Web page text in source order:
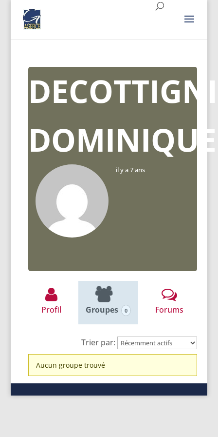
DOMINIQUE
il y a 7 ans
Profil Groupes 0 Forums
Trier par:
Groupes
du
Aucun groupe trouvé